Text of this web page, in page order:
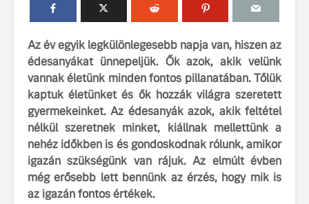
Az év egyik legkülönlegesebb napja van, hiszen az
édesanyákat ünnepeljük. Ők azok, akik velünk
vannak életünk minden fontos pillanatában. Tőlük
kaptuk életünket és ők hozzák világra szeretett
gyermekeinket. Az édesanyák azok, akik feltétel
nélkül szeretnek minket, kiállnak mellettünk a
nehéz időkben is és gondoskodnak rólunk, amikor
igazán szükségünk van rájuk. Az elmúlt évben
még erősebb lett bennünk az érzés, hogy mik is
az igazán fontos értékek.
Volvo élmények a
Lajvér Pikniken
Milliók számára lett
elérhető a Volvo
Car UX élmény
Az új Volvo EX60 új
szintre emeli a
fenntarthatóságot
bemutatja
amelynek
Az autó,
ismerje